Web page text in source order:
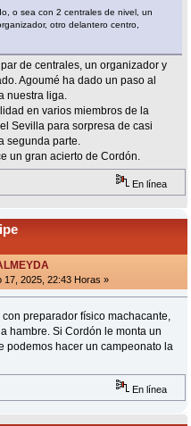
o sea con 2 centrales de nivel, un
otro delantero centro,
de centrales, un organizador y
Agoumé ha dado un paso al
nuestra liga.
en varios miembros de la
Sevilla para sorpresa de casi
segunda parte.
un gran acierto de Cordón.
En línea
17, 2025, 22:43 Horas »
preparador físico machacante,
hambre. Si Cordón le monta un
podemos hacer un campeonato la
En línea